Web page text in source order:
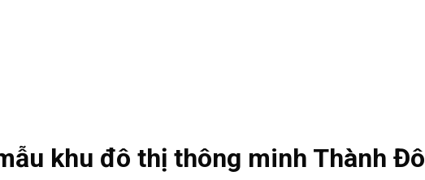
khu đô thị thông minh Thành Đô